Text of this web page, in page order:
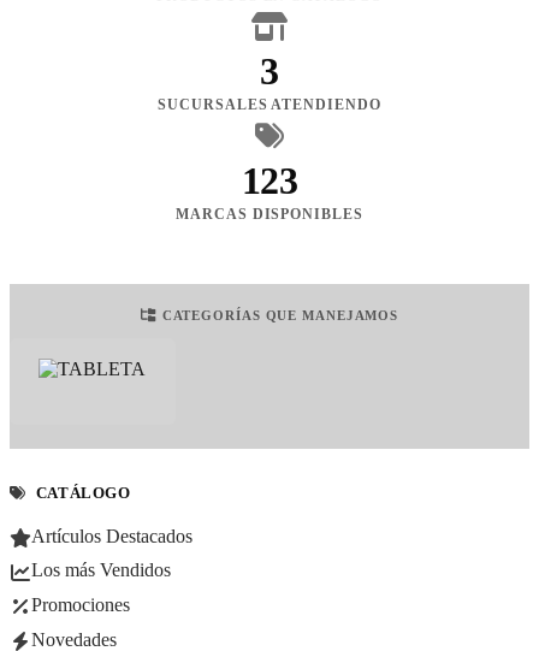
3
SUCURSALES ATENDIENDO
123
MARCAS DISPONIBLES
CATEGORÍAS QUE MANEJAMOS
CATÁLOGO
Artículos Destacados
Los más Vendidos
Promociones
Novedades